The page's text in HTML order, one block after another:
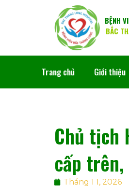
BỆNH
BẮC
Trang chủ Giới thiệu
Chủ tịch
cấp
Tháng 1 1, 2026